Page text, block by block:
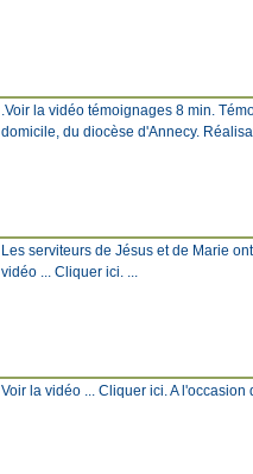
.Voir la vidéo témoignages 8 min.
domicile, du diocèse d'Annecy.
Les serviteurs de Jésus et de Marie
vidéo ... Cliquer ici. ...
Voir la vidéo ... Cliquer ici. A